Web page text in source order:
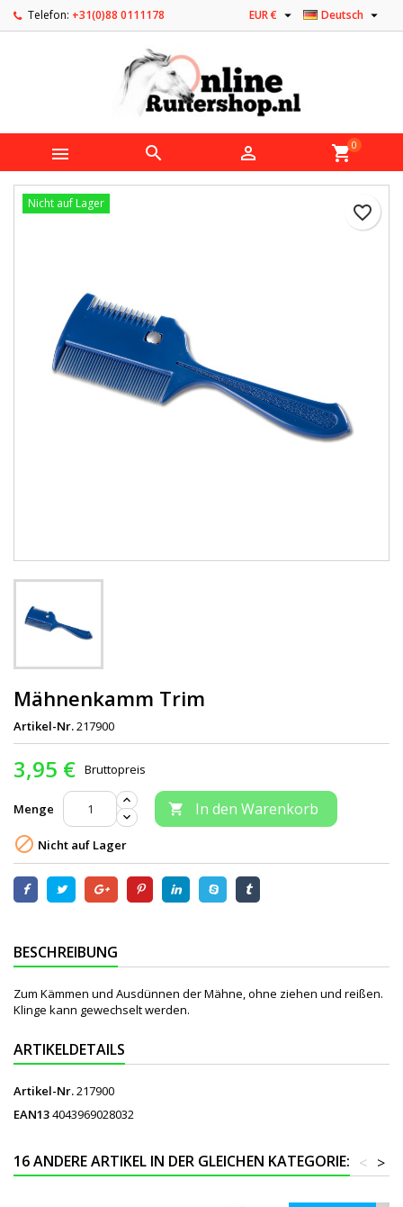
Telefon: +31(0)88 0111178 Deutsch 
EUR € 
   shopping_cart0
favorite_border
Nicht auf Lager
Mähnenkamm Trim
Artikel-Nr.217900
3,95 € Bruttopreis
Menge  In den Warenkorb
 Nicht auf Lager
BESCHREIBUNG
Zum Kämmen und Ausdünnen der Mähne, ohne ziehen und reißen.
Klinge kann gewechselt werden.
ARTIKELDETAILS
Artikel-Nr.217900
EAN134043969028032
16 ANDERE ARTIKEL IN DER GLEICHEN KATEGORIE: >
<